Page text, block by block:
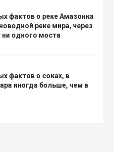
фактов о реке Амазонка
реке мира, через
ни одного моста
фактов о соках, в
иногда больше, чем в